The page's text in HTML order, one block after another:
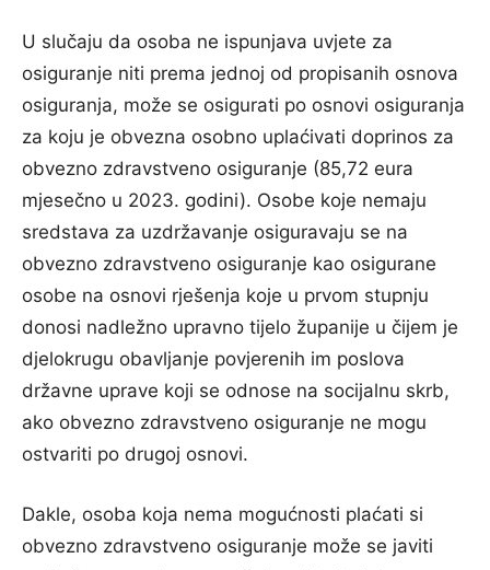
U slučaju da osoba ne ispunjava uvjete za
osiguranje niti prema jednoj od propisanih osnova
osiguranja, može se osigurati po osnovi osiguranja
za koju je obvezna osobno uplaćivati doprinos za
obvezno zdravstveno osiguranje (85,72 eura
mjesečno u 2023. godini). Osobe koje nemaju
sredstava za uzdržavanje osiguravaju se na
obvezno zdravstveno osiguranje kao osigurane
osobe na osnovi rješenja koje u prvom stupnju
donosi nadležno upravno tijelo županije u čijem je
djelokrugu obavljanje povjerenih im poslova
državne uprave koji se odnose na socijalnu skrb,
ako obvezno zdravstveno osiguranje ne mogu
ostvariti po drugoj osnovi.
Dakle, osoba koja nema mogućnosti plaćati si
obvezno zdravstveno osiguranje može se javiti